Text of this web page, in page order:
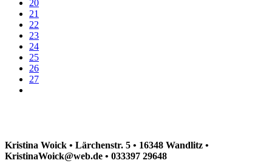
20
21
22
23
24
25
26
27
Kristina Woick • Lärchenstr. 5 • 16348 Wandlitz •
KristinaWoick@web.de • 033397 29648